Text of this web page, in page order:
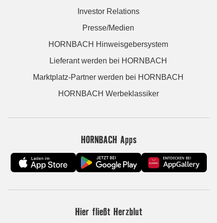
Investor Relations
Presse/Medien
HORNBACH Hinweisgebersystem
Lieferant werden bei HORNBACH
Marktplatz-Partner werden bei HORNBACH
HORNBACH Werbeklassiker
HORNBACH Apps
Hier fließt Herzblut